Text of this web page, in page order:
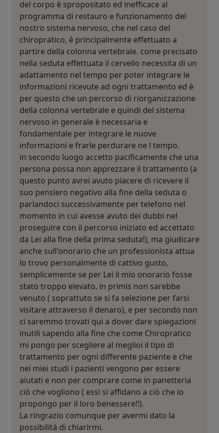
del corpo è spropositato ed inefficace al
programma di restauro e funzionamento del
nostro sistema nervoso, che nel caso del
chiropratico, è principalmente effettuato a
partire della colonna vertebrale. come precisato
nella seduta effettuata il cervello necessita di un
adattamento nel tempo per poter integrare le
informazioni ricevute ad ogni trattamento ed è
per questo che un percorso di riorganizzazione
della colonna vertebrale e quindi del sistema
nervoso in generale è necessaria e
fondamentale per integrare le nuove
informazioni e frarle perdurare ne l tempo.
in secondo luogo accetto pacificamente che una
persona possa non apprezzare il trattamento (a
questo punto avrei avuto piacere di ricevere il
suo pensiero negativo alla fine della seduta o
parlandoci successivamente per telefono nel
momento in cui avesse avuto dei dubbi nel
proseguire con il percorso iniziato ed accettato
da Lei alla fine della prima seduta!), ma giudicare
anche sull'onorario che un professionista attua
lo trovo personalmente di cattivo gusto,
semplicemente se per Lei il mio onorario fosse
stato troppo elevato, in primis non sarebbe
venuto ( soprattuto se si fa selezione per farsi
visitare attraverso il denaro), e per secondo non
ci saremmo trovati qui a dover dare spiegazioni
inutili sapendo alla fine che come Chiropratico
mi pongo per scegliere al meglioi il tipo di
trattamento per ogni differente paziente e che
nei miei studi i pazienti vengono per essere
aiutati e non per comprare come in panetteria
ciò che vogliono ( essi si affidano a ciò che io
propongo per il loro benessere!!).
La ringrazio comunque per avermi dato la
possibilità di chiarirmi.